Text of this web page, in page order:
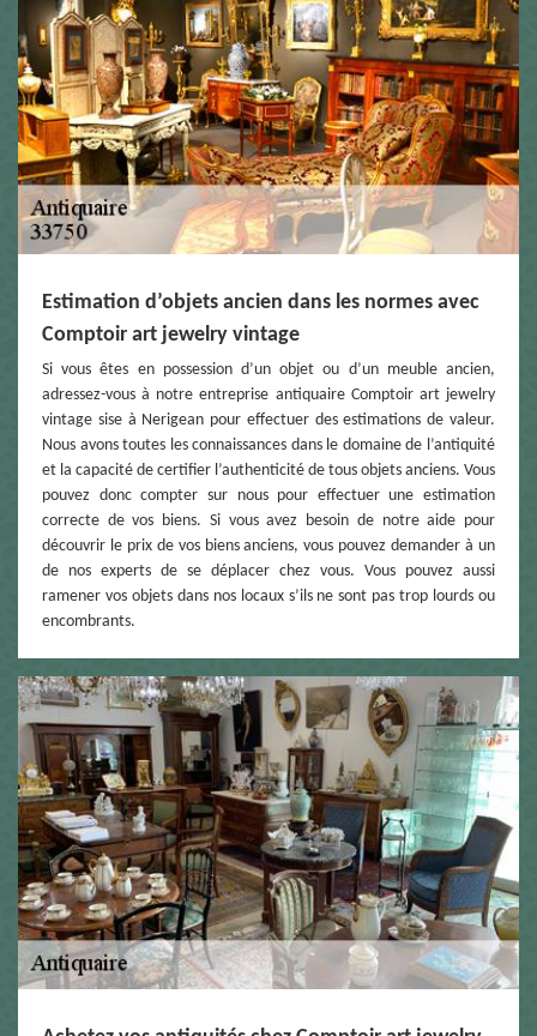
Estimation d’objets ancien dans les normes avec
Comptoir art jewelry vintage
Si vous êtes en possession d’un objet ou d’un meuble ancien,
adressez-vous à notre entreprise antiquaire Comptoir art jewelry
vintage sise à Nerigean pour effectuer des estimations de valeur.
Nous avons toutes les connaissances dans le domaine de l’antiquité
et la capacité de certifier l’authenticité de tous objets anciens. Vous
pouvez donc compter sur nous pour effectuer une estimation
correcte de vos biens. Si vous avez besoin de notre aide pour
découvrir le prix de vos biens anciens, vous pouvez demander à un
de nos experts de se déplacer chez vous. Vous pouvez aussi
ramener vos objets dans nos locaux s’ils ne sont pas trop lourds ou
encombrants.